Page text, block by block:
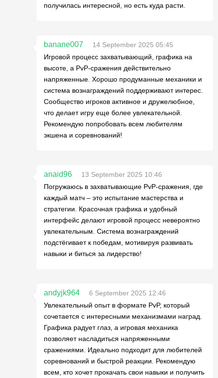
получилась интересной, но есть куда расти.
banane007
14 September 2025 05:45
Игровой процесс захватывающий, графика на
высоте, а PvP-сражения действительно
напряженные. Хорошо продуманные механики и
система вознаграждений поддерживают интерес.
Сообщество игроков активное и дружелюбное,
что делает игру еще более увлекательной.
Рекомендую попробовать всем любителям
экшена и соревнований!
anaid96
13 September 2025 10:46
Погружаюсь в захватывающие PvP-сражения, где
каждый матч – это испытание мастерства и
стратегии. Красочная графика и удобный
интерфейс делают игровой процесс невероятно
увлекательным. Система вознаграждений
подстёгивает к победам, мотивируя развивать
навыки и биться за лидерство!
andyjk964
6 September 2025 12:46
Увлекательный опыт в формате PvP, который
сочетается с интересными механизмами наград.
Графика радует глаз, а игровая механика
позволяет насладиться напряженными
сражениями. Идеально подходит для любителей
соревнований и быстрой реакции. Рекомендую
всем, кто хочет прокачать свои навыки и получить